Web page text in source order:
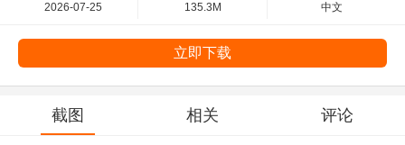
2026-07-25 135.3M 中文
立即下载
截图 相关 评论